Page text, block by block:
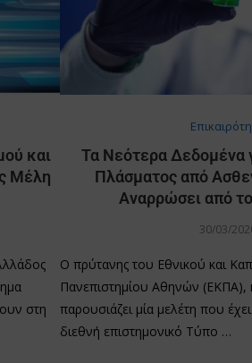
και
Μέλη
στη
Τα Νεότερα Δεδομένα
Πλάσματος από
Αναρρώσει από
30/03/
Ο πρύτανης του Εθνικού και
Πανεπιστημίου Αθηνών
παρουσιάζει μία μελέτη που
διεθνή επιστημονικό Τύπο …